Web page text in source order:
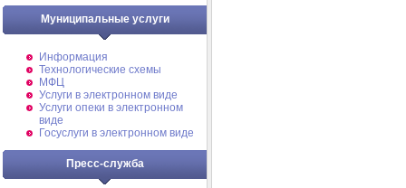
Муниципальные услуги
Информация
Технологические схемы
МФЦ
Услуги в электронном виде
Услуги опеки в электронном
виде
Госуслуги в электронном виде
Пресс-служба